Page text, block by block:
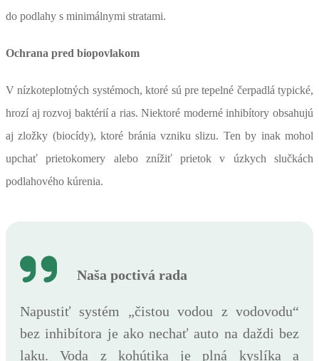
do podlahy s minimálnymi stratami.
Ochrana pred biopovlakom
V nízkoteplotných systémoch, ktoré sú pre tepelné čerpadlá typické,
hrozí aj rozvoj baktérií a rias. Niektoré moderné inhibítory obsahujú
aj zložky (biocídy), ktoré bránia vzniku slizu. Ten by inak mohol
upchať prietokomery alebo znížiť prietok v úzkych slučkách
podlahového kúrenia.
Naša poctivá rada
Napustiť systém „čistou vodou z vodovodu“
bez inhibítora je ako nechať auto na daždi bez
laku. Voda z kohútika je plná kyslíka a